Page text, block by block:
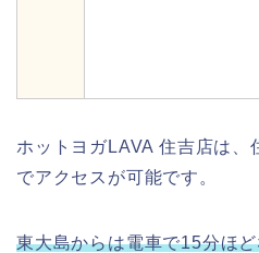
ホットヨガLAVA 住吉店は、
でアクセスが可能です。
東大島からは電車で15分ほ